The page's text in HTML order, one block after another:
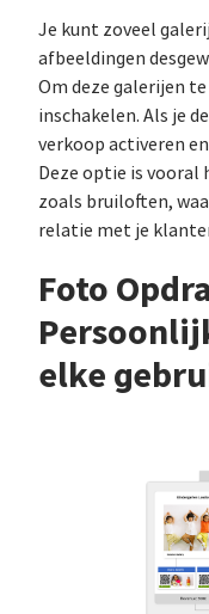
Je kunt zoveel
afbeeldingen
Om deze galerijen
inschakelen. Als je
verkoop activeren
Deze optie is
zoals bruiloften,
relatie met je
Foto
elke